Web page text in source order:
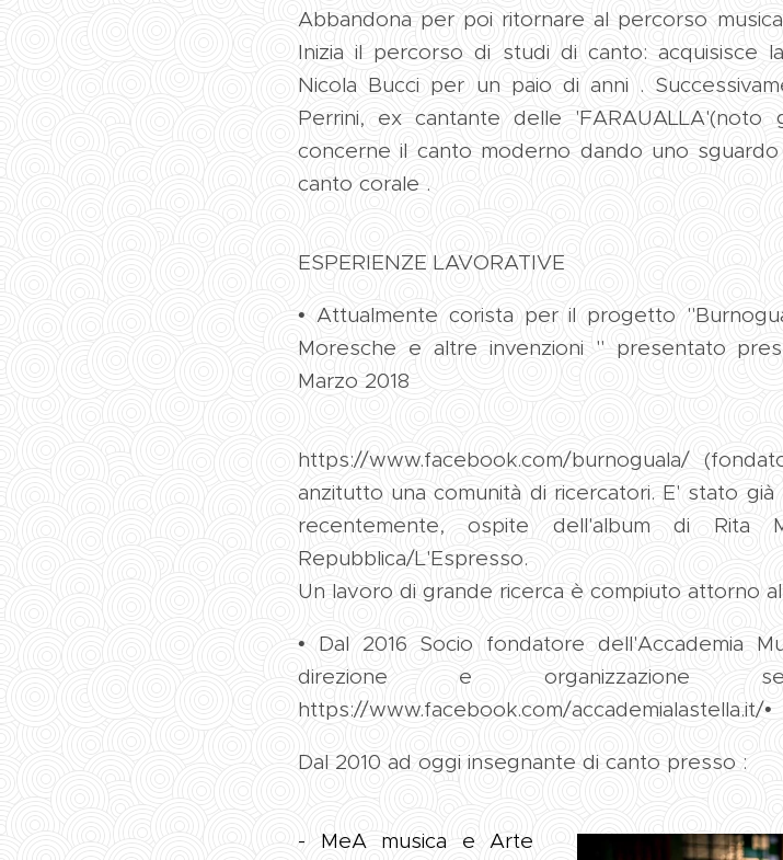
Abbandona per poi ritornare al percorso
Inizia il percorso di studi di canto: acquisisce
Nicola Bucci per un paio di anni .
Perrini, ex cantante delle
concerne il canto moderno dando uno
canto corale .
ESPERIENZE LAVORATIVE
• Attualmente corista per il progetto
Moresche e altre invenzioni " presentato
Marzo 2018
https://www.facebook.com/burnoguala/
anzitutto una comunità di ricercatori. E' stato
recentemente, ospite dell'album di
Repubblica/L'Espresso.
Un lavoro di grande ricerca è compiuto attorno
• Dal 2016 Socio fondatore dell'Accademia
direzione e
https://www.facebook.com/accademialastella.it/•
Dal 2010 ad oggi insegnante di canto presso :
- MeA musica e Arte